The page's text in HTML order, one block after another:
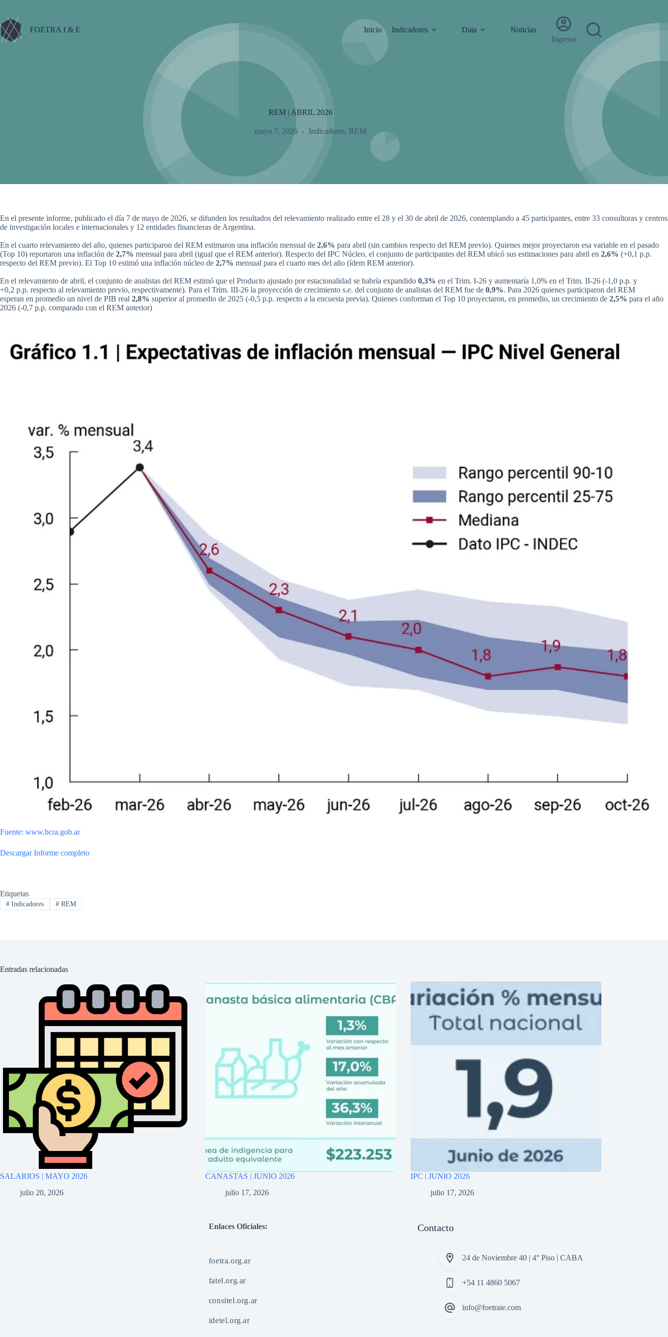
contenido
FOETRA I & E
Inicio Indicadores Data
Noticias
Ingresar
REM | ABRIL 2026
mayo 7, 2026 Indicadores, REM
En el presente informe, publicado el día 7 de mayo de 2026, se difunden los resultados del relevamiento realizado entre el 28 y el 30 de abril de 2026, contemplando a 45 participantes, entre 33 consultoras y centros
de investigación locales e internacionales y 12 entidades financieras de Argentina.
En el cuarto relevamiento del año, quienes participaron del REM estimaron una inflación mensual de 2,6% para abril (sin cambios respecto del REM previo). Quienes mejor proyectaron esa variable en el pasado
(Top 10) reportaron una inflación de 2,7% mensual para abril (igual que el REM anterior). Respecto del IPC Núcleo, el conjunto de participantes del REM ubicó sus estimaciones para abril en 2,6% (+0,1 p.p.
respecto del REM previo). El Top 10 estimó una inflación núcleo de 2,7% mensual para el cuarto mes del año (ídem REM anterior).
En el relevamiento de abril, el conjunto de analistas del REM estimó que el Producto ajustado por estacionalidad se habría expandido 0,3% en el Trim. I-26 y aumentaría 1,0% en el Trim. II-26 (-1,0 p.p. y
+0,2 p.p. respecto al relevamiento previo, respectivamente). Para el Trim. III-26 la proyección de crecimiento s.e. del conjunto de analistas del REM fue de 0,9%. Para 2026 quienes participaron del REM
esperan en promedio un nivel de PIB real 2,8% superior al promedio de 2025 (-0,5 p.p. respecto a la encuesta previa). Quienes conforman el Top 10 proyectaron, en promedio, un crecimiento de 2,5% para el año
2026 (-0,7 p.p. comparado con el REM anterior)
Fuente: www.bcra.gob.ar
Descargar Informe completo
Etiquetas
#Indicadores #REM
Entradas relacionadas
SALARIOS | MAYO 2026
julio 20, 2026
CANASTAS | JUNIO 2026
julio 17, 2026
IPC | JUNIO 2026
julio 17, 2026
Enlaces Oficiales:
foetra.org.ar
fatel.org.ar
consitel.org.ar
idetel.org.ar
Contacto
24 de Noviembre 40 | 4° Piso | CABA
+54 11 4860 5067
info@foetraie.com